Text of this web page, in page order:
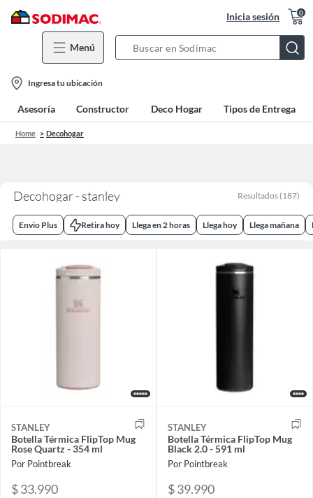
Inicia sesión 0
Menú
Bar
location-
icon
Ingresa tu ubicación
Asesoría Constructor Deco Hogar Tipos de Entrega
Home Decohogar
Decohogar - stanley Resultados (187)
Envio Plus Retira hoy Llega en 2 horas Llega hoy Llega mañana
STANLEY
Botella Térmica FlipTop Mug
Rose Quartz - 354 ml
Por Pointbreak
$ 33.990
STANLEY
Botella Térmica FlipTop Mug
Black 2.0 - 591 ml
Por Pointbreak
$ 39.990